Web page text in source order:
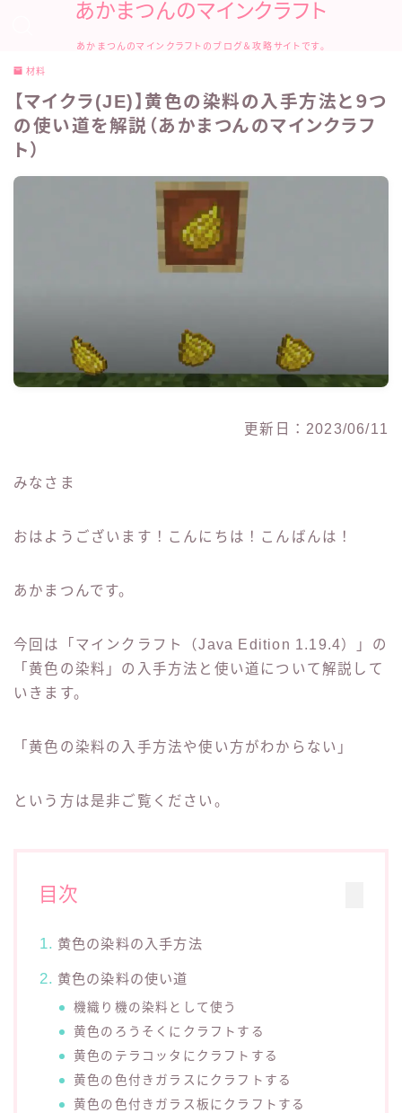
あかまつんのマインクラフト
あかまつんのマインクラフトのブログ＆攻略サイトです。
材料
【マイクラ(JE)】黄色の染料の入手方法と９つ
の使い道を解説（あかまつんのマインクラフ
ト）
更新日：2023/06/11
みなさま
おはようございます！こんにちは！こんばんは！
あかまつんです。
今回は「マインクラフト（Java Edition 1.19.4）」の
「黄色の染料」の入手方法と使い道について解説して
いきます。
「黄色の染料の入手方法や使い方がわからない」
という方は是非ご覧ください。
目次
黄色の染料の入手方法
黄色の染料の使い道
機織り機の染料として使う
黄色のろうそくにクラフトする
黄色のテラコッタにクラフトする
黄色の色付きガラスにクラフトする
黄色の色付きガラス板にクラフトする